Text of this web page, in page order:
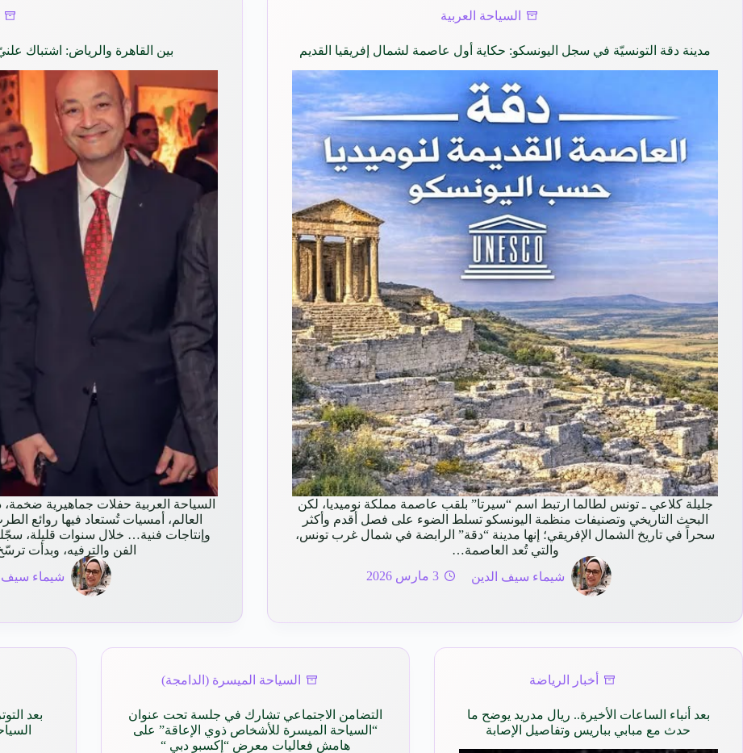
السياحة العربية
مدينة دقة التونسيّة في سجل اليونسكو: حكاية أول عاصمة لشمال إفريقيا القديم
جليلة كلاعي ـ تونس لطالما ارتبط اسم “سيرتا” بلقب عاصمة مملكة نوميديا، لكن
البحث التاريخي وتصنيفات منظمة اليونسكو تسلط الضوء على فصل أقدم وأكثر
سحراً في تاريخ الشمال الإفريقي؛ إنها مدينة “دقة” الرابضة في شمال غرب تونس،
والتي تُعد العاصمة…
شيماء سيف الدين
3 مارس 2026
بين القاهرة والرياض: اشتباك
السياحة العربية حفلات جماهيرية
العالم، أمسيات تُستعاد فيها روائع
وإنتاجات فنية… خلال سنوات قليلة،
الفن والترفيه، وبدأت
شيماء سيف
أخبار الرياضة
بعد أنباء الساعات الأخيرة.. ريال مدريد يوضح ما
حدث مع مبابي بباريس وتفاصيل الإصابة
السياحة الميسرة (الدامجة)
التضامن الاجتماعي تشارك في جلسة تحت عنوان
“السياحة الميسرة للأشخاص ذوي الإعاقة” على
هامش فعاليات معرض “إكسبو دبي “
بعد